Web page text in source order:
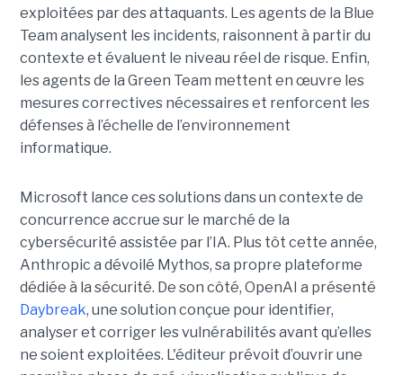
exploitées par des attaquants. Les agents de la Blue
Team analysent les incidents, raisonnent à partir du
contexte et évaluent le niveau réel de risque. Enfin,
les agents de la Green Team mettent en œuvre les
mesures correctives nécessaires et renforcent les
défenses à l’échelle de l’environnement
informatique.
Microsoft lance ces solutions dans un contexte de
concurrence accrue sur le marché de la
cybersécurité assistée par l’IA. Plus tôt cette année,
Anthropic a dévoilé Mythos, sa propre plateforme
dédiée à la sécurité. De son côté, OpenAI a présenté
Daybreak, une solution conçue pour identifier,
analyser et corriger les vulnérabilités avant qu’elles
ne soient exploitées. L'éditeur prévoit d’ouvrir une